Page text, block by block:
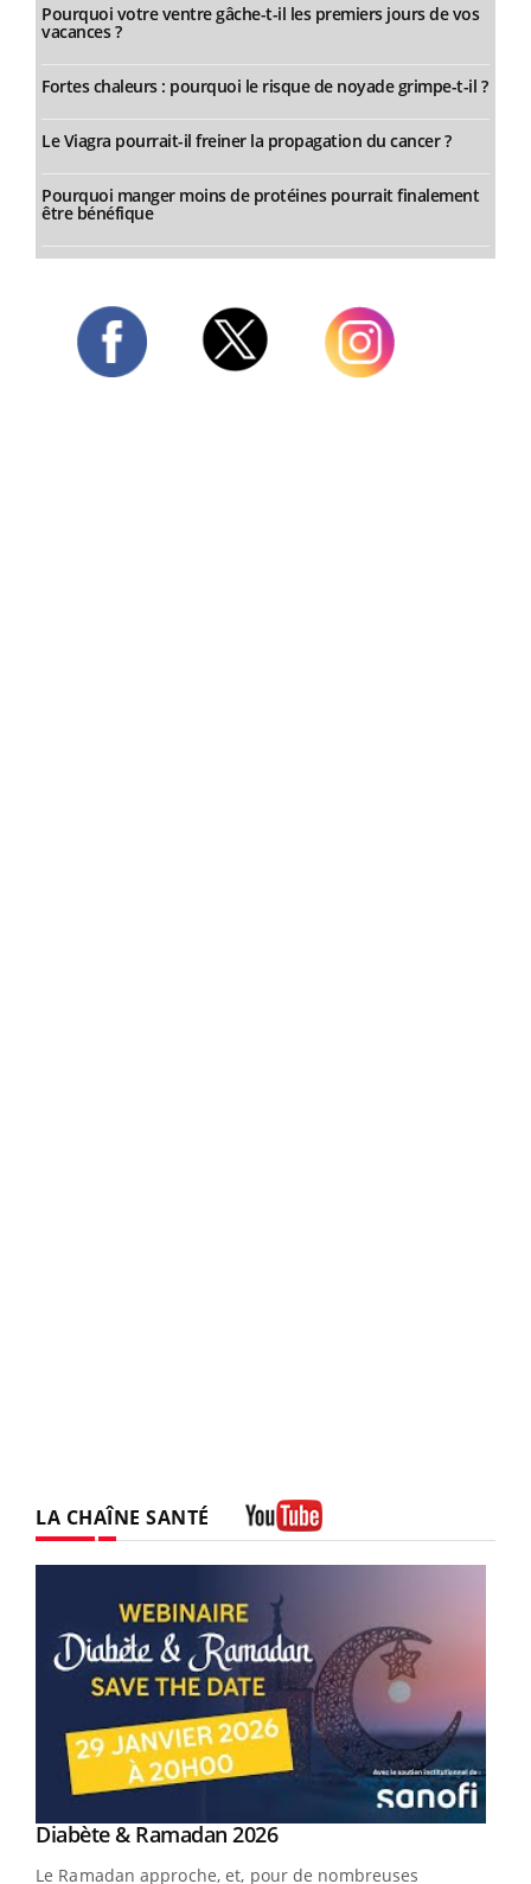
Pourquoi votre ventre gâche-t-il les premiers jours de vos
vacances ?
Fortes chaleurs : pourquoi le risque de noyade grimpe-t-il ?
Le Viagra pourrait-il freiner la propagation du cancer ?
Pourquoi manger moins de protéines pourrait finalement
être bénéfique
LA CHAÎNE SANTÉ
Youtube
Diabète & Ramadan 2026Youtube
Le Ramadan approche, et, pour de nombreuses